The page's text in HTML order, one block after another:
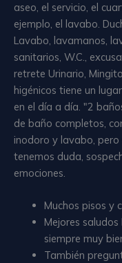
aseo, el servicio, el
ejemplo, el lavabo.
Lavabo, lavamanos,
sanitarios, W.C.,
retrete Urinario,
higénicos tiene un
en el día a día. "2
de baño completos,
inodoro y lavabo, pero
tenemos duda,
emociones.
Muchos pisos y
Mejores
siempre muy
También